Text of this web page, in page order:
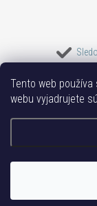
Tento web
webu vyjadrujete
Bižuterie TOP
Copyright